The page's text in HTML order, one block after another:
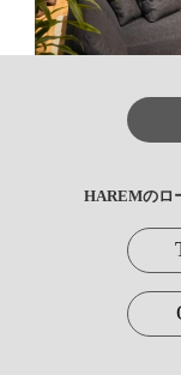
HAREMのロ